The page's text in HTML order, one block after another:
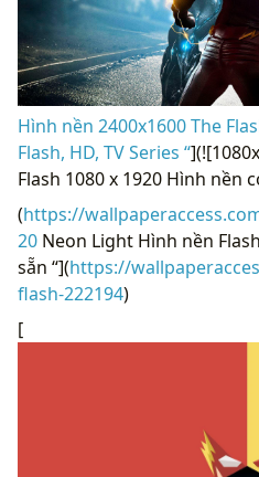
Hình nền 2400x1600 The
Flash, HD, TV Series “
Flash 1080 x 1920 Hình nền
(https://
20 Neon Light Hình nền
sẵn “](https://
flash-222194)
[